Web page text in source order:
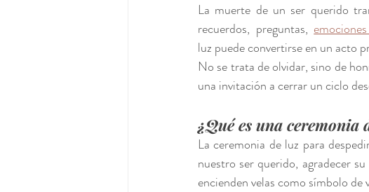
La muerte de un ser querido
recuerdos, preguntas,
luz puede convertirse en un acto
No se trata de olvidar, sino de
una invitación a cerrar un ciclo
¿Qué es una ceremonia
La ceremonia de luz para
nuestro ser querido, agradecer
encienden velas como símbolo de